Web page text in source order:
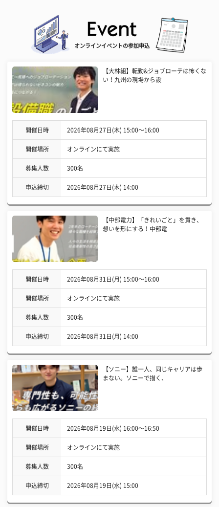
オンラインイベントの参加申込
【大林組】転勤&ジョブローテは怖くな
い！九州の現場から設
開催日時 2026年08月27日(木) 15:00〜16:00
開催場所 オンラインにて実施
募集人数 300名
申込締切 2026年08月27日(木) 14:00
【中部電力】「きれいごと」を貫き、
想いを形にする！中部電
開催日時 2026年08月31日(月) 15:00〜16:00
開催場所 オンラインにて実施
募集人数 300名
申込締切 2026年08月31日(月) 14:00
【ソニー】誰一人、同じキャリアは歩
まない。ソニーで描く、
開催日時 2026年08月19日(水) 16:00〜16:50
開催場所 オンラインにて実施
募集人数 300名
申込締切 2026年08月19日(水) 15:00